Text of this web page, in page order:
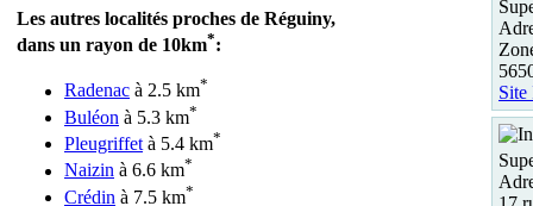
Les autres localités proches de Réguiny,
dans un rayon de 10km*:
Radenac à 2.5 km*
Buléon à 5.3 km*
Pleugriffet à 5.4 km*
Naizin à 6.6 km*
Crédin à 7.5 km*
Site